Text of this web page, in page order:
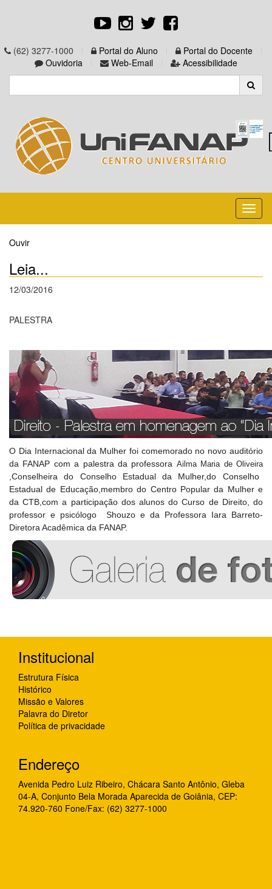
(62) 3277-1000 Portal do Aluno
Portal do Docente
Ouvidoria
Web-Email Acessibilidade
Ouvir
Leia...
12/03/2016
PALESTRA
O Dia Internacional da Mulher foi comemorado no novo auditório
da FANAP com a palestra da professora Ailma Maria de Oliveira
,Conselheira do Conselho Estadual da Mulher,do Conselho
Estadual de Educação,membro do Centro Popular da Mulher e
da CTB,com a participação dos alunos do Curso de Direito, do
professor e psicólogo Shouzo e da Professora Iara Barreto-
Diretora Acadêmica da FANAP.
Institucional
Estrutura Física
Histórico
Missão e Valores
Palavra do Diretor
Política de privacidade
Endereço
Avenida Pedro Luiz Ribeiro, Chácara Santo Antônio, Gleba
04-A, Conjunto Bela Morada Aparecida de Goiânia, CEP:
74.920-760 Fone/Fax: (62) 3277-1000